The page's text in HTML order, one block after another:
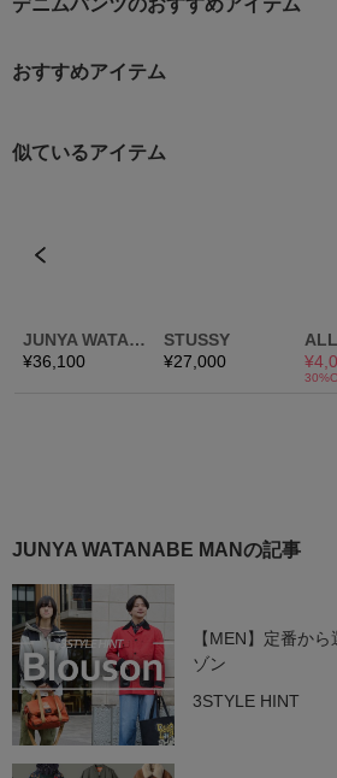
おすすめアイテム
JUNYA WATANABE MANの記事
【MEN】定番か
ゾン
3STYLE HINT